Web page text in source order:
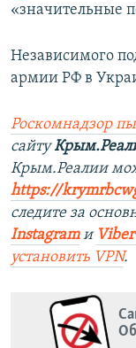
«значительные
Независимого
армии РФ в
Роскомнадзор
сайту
Крым.Реалии
https://
следите за
Instagram и Viber
установить VPN.